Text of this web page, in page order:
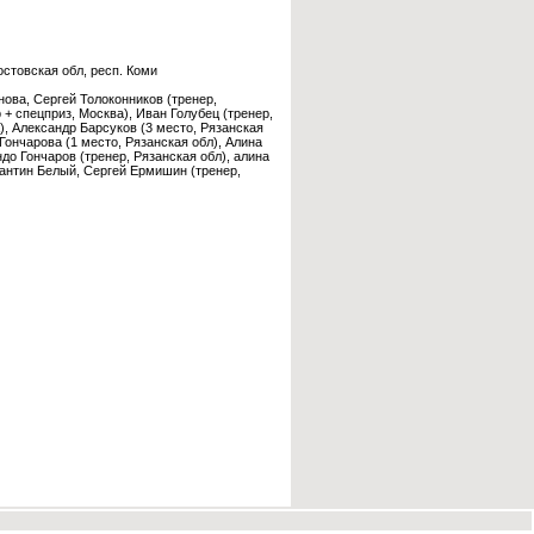
обл, респ. Коми
Сергей Толоконников (тренер,
спецприз, Москва), Иван Голубец (тренер,
Барсуков (3 место, Рязанская
(1 место, Рязанская обл), Алина
Гончаров (тренер, Рязанская обл), алина
Белый, Сергей Ермишин (тренер,